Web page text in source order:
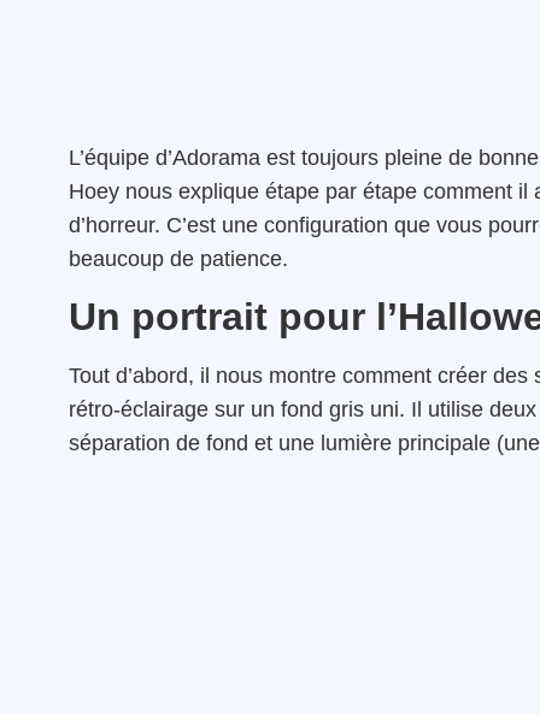
L’équipe d’Adorama est toujours pleine de
Hoey nous explique étape par étape comment
d’horreur. C’est une configuration que vous
beaucoup de patience.
Un portrait pour
Tout d’abord, il nous montre comment créer
rétro-éclairage sur un fond gris uni. Il utilise
séparation de fond et une lumière principale